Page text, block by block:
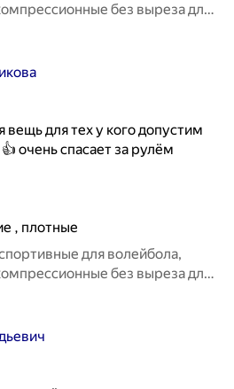
без выреза для
+ белые
вещь для тех у кого допустим
очень спасает за рулём
, плотные
для волейбола,
без выреза для
+ белые